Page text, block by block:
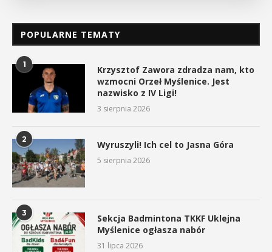
POPULARNE TEMATY
1
Krzysztof Zawora zdradza nam, kto
wzmocni Orzeł Myślenice. Jest
nazwisko z IV Ligi!
3 sierpnia 2026
2 Wyruszyli! Ich cel to Jasna Góra
5 sierpnia 2026
3
Sekcja Badmintona TKKF Uklejna
Myślenice ogłasza nabór
31 lipca 2026